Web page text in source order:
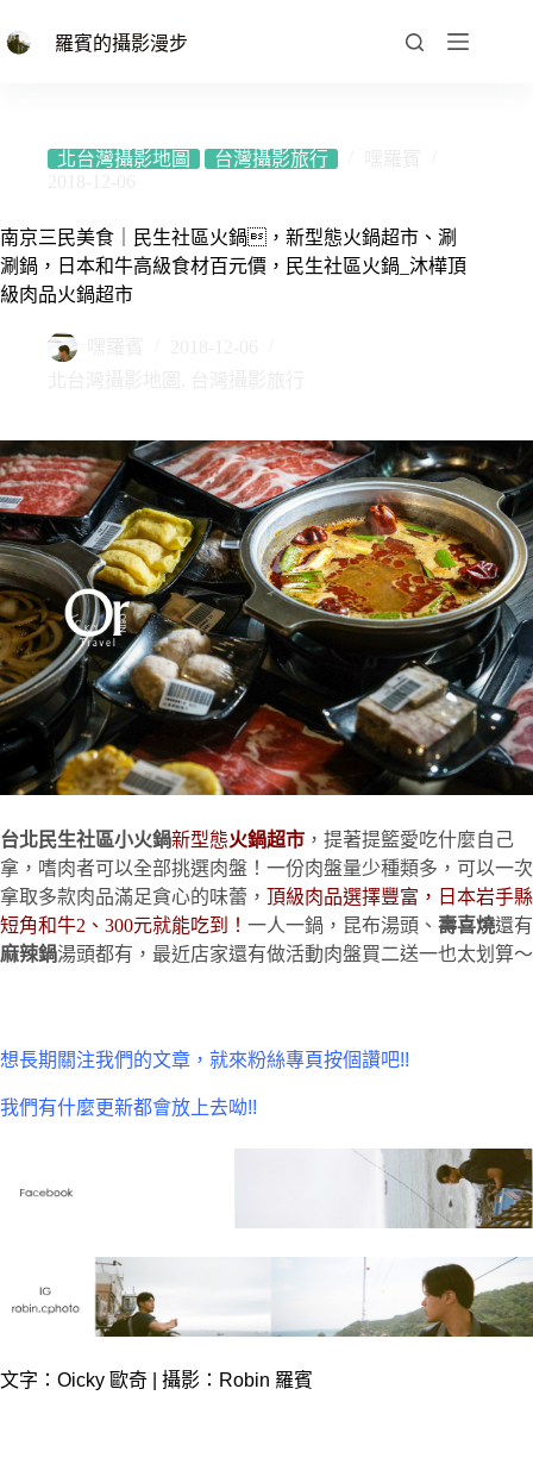
至
羅賓的攝影漫步
北台灣攝影地圖 台灣攝影旅行
南京三民美食｜民生社區火鍋，新型態火鍋超市、涮
涮鍋，日本和牛高級食材百元價，民生社區火鍋_沐樺頂
級肉品火鍋超市
台北民生社區小火鍋新型態火鍋超市 ，提著提籃愛吃什麼自己
拿，嗜肉者可以全部挑選肉盤！一份肉盤量少種類多，可以一次
拿取多款肉品滿足貪心的味蕾，
頂級肉品選擇豐富，日本岩手縣
短角和牛2、300元就能吃到！ 一人一鍋，昆布湯頭、 壽喜燒還有
麻辣鍋湯頭都有，最近店家還有做活動肉盤買二送一也太划算～
想長期關注我們的文章，就來粉絲專頁按個讚吧!!
我們有什麼更新都會放上去呦!!
文字：Oicky 歐奇 | 攝影：Robin 羅賓